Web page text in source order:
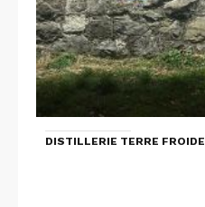
DISTILLERIE TERRE FROIDE